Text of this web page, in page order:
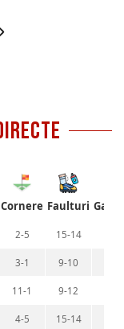
Cornere Faulturi
2-5 15-14
3-1 9-10
11-1 9-12
4-5 15-14